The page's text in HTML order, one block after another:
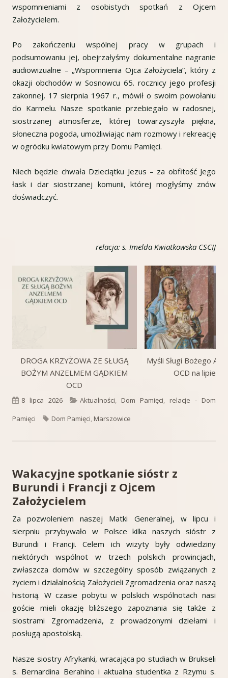
wspomnieniami z osobistych spotkań z Ojcem
Założycielem.
Po zakończeniu wspólnej pracy w grupach i
podsumowaniu jej, obejrzałyśmy dokumentalne nagranie
audiowizualne – „Wspomnienia Ojca Założyciela”, który z
okazji obchodów w Sosnowcu 65. rocznicy jego profesji
zakonnej, 17 sierpnia 1967 r., mówił o swoim powołaniu
do Karmelu. Nasze spotkanie przebiegało w radosnej,
siostrzanej atmosferze, której towarzyszyła piękna,
słoneczna pogoda, umożliwiając nam rozmowy i rekreację
w ogródku kwiatowym przy Domu Pamięci.
Niech będzie chwała Dzieciątku Jezus – za obfitość Jego
łask i dar siostrzanej komunii, której mogłyśmy znów
doświadczyć.
relacja: s. Imelda Kwiatkowska CSCIJ
DROGA KRZYŻOWA ZE SŁUGĄ
BOŻYM ANZELMEM GĄDKIEM
OCD
Myśli Sługi Bożego
OCD na lipiec
Opublikowano
8 lipca 2026 Kategorie
Aktualności, Dom Pamięci, relacje - Dom
Pamięci
Tagi
Dom Pamięci, Marszowice
Wakacyjne spotkanie sióstr z
Burundi i Francji z Ojcem
Założycielem
Za pozwoleniem naszej Matki Generalnej, w lipcu i
sierpniu przybywało w Polsce kilka naszych sióstr z
Burundi i Francji. Celem ich wizyty były odwiedziny
niektórych wspólnot w trzech polskich prowincjach,
zwłaszcza domów w szczególny sposób związanych z
życiem i działalnością Założycieli Zgromadzenia oraz naszą
historią. W czasie pobytu w polskich wspólnotach nasi
goście mieli okazję bliższego zapoznania się także z
siostrami Zgromadzenia, z prowadzonymi dziełami i
posługą apostolską.
Nasze siostry Afrykanki, wracająca po studiach w Brukseli
s. Bernardina Berahino i aktualna studentka z Rzymu s.